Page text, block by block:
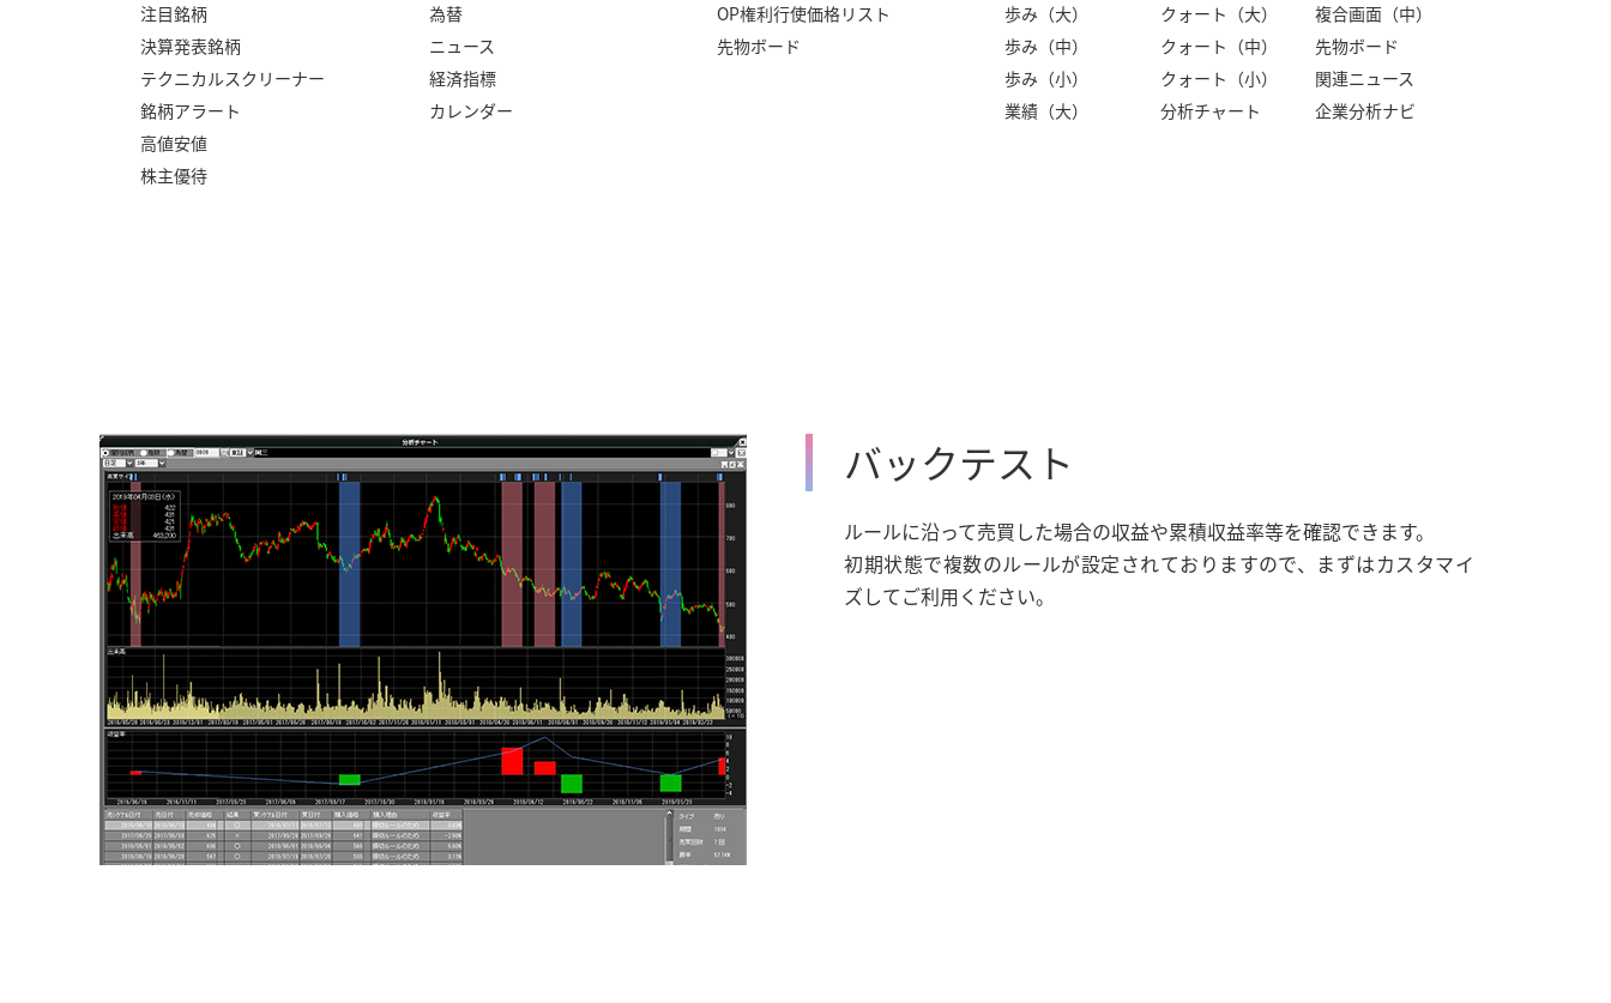
注目銘柄
決算発表銘柄
テクニカルスクリーナー
銘柄アラート
高値安値
株主優待
為替
ニュース
経済指標
カレンダー
OP権利行使価格リスト
先物ボード
歩み（大）
歩み（中）
歩み（小）
業績（大）
クォート（大）
クォート（中）
クォート（小）
分析チャート
複合画面（中）
先物ボード
関連ニュース
企業分析ナビ
バックテスト
ルールに沿って売買した場合の収益や累積収益率等を確認できます。
初期状態で複数のルールが設定されておりますので、まずはカスタマイ
ズしてご利用ください。